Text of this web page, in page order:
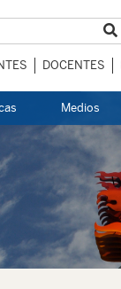
DOCENTES
Medios